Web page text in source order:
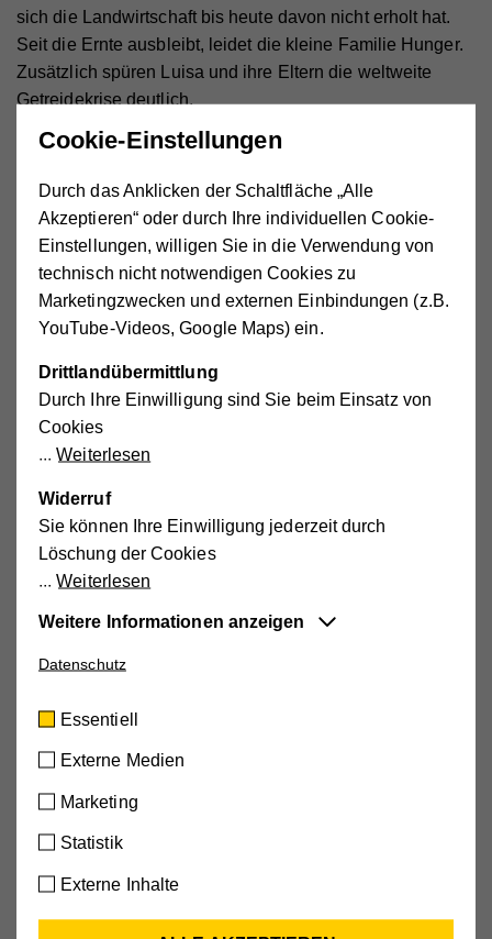
sich die Landwirtschaft bis heute davon nicht erholt hat.
Seit die Ernte ausbleibt, leidet die kleine Familie Hunger.
Zusätzlich spüren Luisa und ihre Eltern die weltweite
Getreidekrise deutlich.
Wir verteilen aubauende Nahrungsmittelpakete mit
Bohnen, Erdnussbutter und Öl an besonders betroffene
Familien wie die von Luisa. Zusätzlich bekommen die
Familien Saatgut und Schulungen in nachhaltiger
Landwirtschaft. Das bekämpft den Hunger nicht nur heute,
sondern auch morgen.
Jetzt spenden und Überleben
schenken!
Cookie-Einstellungen
Durch das Anklicken der Schaltfläche „Alle
Akzeptieren“ oder durch Ihre individuellen Cookie-
Einstellungen, willigen Sie in die Verwendung von
technisch nicht notwendigen Cookies zu
Marketingzwecken und externen Einbindungen (z.B.
YouTube-Videos, Google Maps) ein.
Drittlandübermittlung
Durch Ihre Einwilligung sind Sie beim Einsatz von
Cookies
Weiterlesen
Widerruf
Sie können Ihre Einwilligung jederzeit durch
Löschung der Cookies
Weiterlesen
Essentiell
zugrundeliegenden Vorgänge wichtig und
unterstützen wichtige Funktionen wie den
sicherzustellen, dass sie so funktioniert wie von
Ihnen erwartet.
Externe Medien
Weitere Informationen anzeigen
Datenschutz
Essentiell
Externe Medien
Marketing
Statistik
Externe Inhalte